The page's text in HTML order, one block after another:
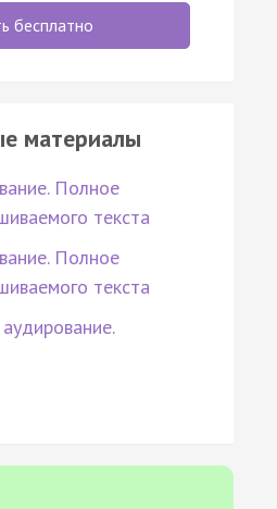
бесплатно
материалы
Полное
текста
Полное
текста